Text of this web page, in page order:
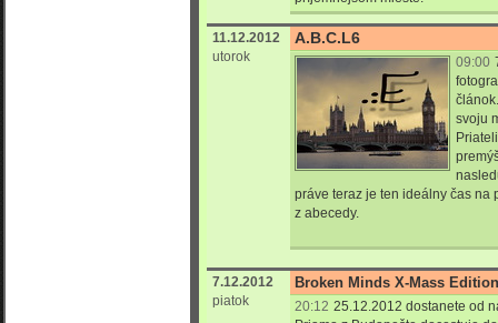
11.12.2012
utorok
A.B.C.L6
09:00
svoju
práve teraz je ten ideálny čas
z abecedy.
7.12.2012
piatok
Broken Minds X-Mass Edition
20:12 25.12.2012 dostanete od